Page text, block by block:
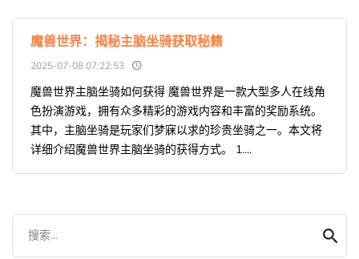
魔兽世界：揭秘主脑坐骑获取秘籍
2025-07-08 07:22:53
魔兽世界主脑坐骑如何获得 魔兽世界是一款大型多人在线角
色扮演游戏，拥有众多精彩的游戏内容和丰富的奖励系统。
其中，主脑坐骑是玩家们梦寐以求的珍贵坐骑之一。本文将
详细介绍魔兽世界主脑坐骑的获得方式。 1....
搜索...